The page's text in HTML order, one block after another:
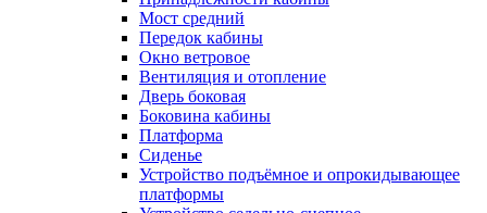
Мост средний
Передок кабины
Окно ветровое
Вентиляция и отопление
Дверь боковая
Боковина кабины
Платформа
Сиденье
Устройство подъёмное и опрокидывающее
платформы